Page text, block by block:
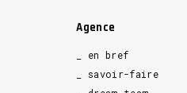
Agence
_ en bref
_ savoir-faire